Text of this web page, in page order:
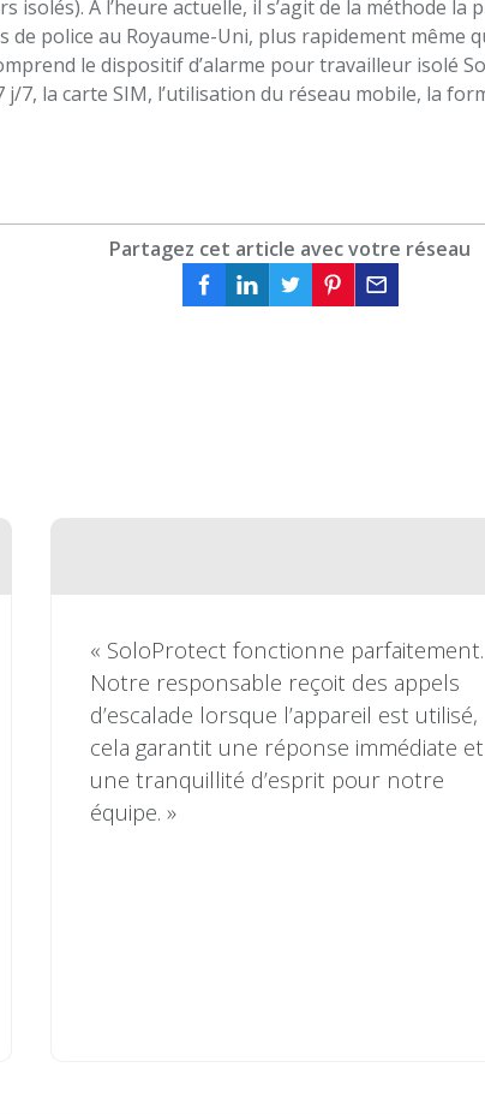
isolés). À l’heure actuelle, il s’agit de la méthode
de police au Royaume-Uni, plus rapidement même
le dispositif d’alarme pour travailleur isolé
j/7, la carte SIM, l’utilisation du réseau mobile, la
Partagez cet article avec votre réseau
« SoloProtect fonctionne parfaitement.
Notre responsable reçoit des appels
d’escalade lorsque l’appareil est utilisé,
cela garantit une réponse immédiate et
une tranquillité d’esprit pour notre
équipe. »